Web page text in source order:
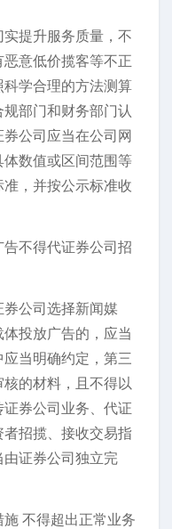
提升服务质量，不
意低价揽客等不正
学合理的方法测算
部门和财务部门认
公司应当在公司网
数值或区间范围等
，并按公示标准收
不得代证券公司招
券公司选择新闻媒
投放广告的，应当
当明确约定，第三
的材料，且不得以
券公司业务、代证
招揽、接收交易指
证券公司独立完
施 不得超出正常业务